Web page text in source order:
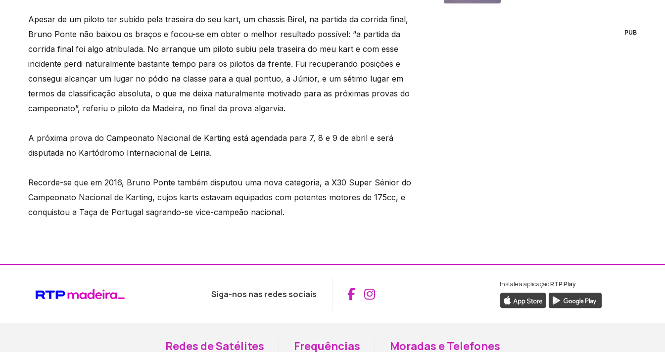
Apesar de um piloto ter subido pela traseira do seu kart, um chassis Birel, na partida da corrida final,
Bruno Ponte não baixou os braços e focou-se em obter o melhor resultado possível: “a partida da
corrida final foi algo atribulada. No arranque um piloto subiu pela traseira do meu kart e com esse
incidente perdi naturalmente bastante tempo para os pilotos da frente. Fui recuperando posições e
consegui alcançar um lugar no pódio na classe para a qual pontuo, a Júnior, e um sétimo lugar em
termos de classificação absoluta, o que me deixa naturalmente motivado para as próximas provas do
campeonato”, referiu o piloto da Madeira, no final da prova algarvia.
A próxima prova do Campeonato Nacional de Karting está agendada para 7, 8 e 9 de abril e será
disputada no Kartódromo Internacional de Leiria.
Recorde-se que em 2016, Bruno Ponte também disputou uma nova categoria, a X30 Super Sénior do
Campeonato Nacional de Karting, cujos karts estavam equipados com potentes motores de 175cc, e
conquistou a Taça de Portugal sagrando-se vice-campeão nacional.
PUB
Siga-nos nas redes sociais Aceder ao Facebook da RTP Madeira
Aceder ao Instagram da RTP Madeira
Instale a aplicaçãoRTP Play
Redes de Satélites Frequências Moradas e Telefones